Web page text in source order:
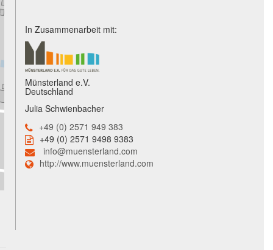
In Zusammenarbeit mit:
Münsterland e.V.
Deutschland
Julia Schwienbacher
+49 (0) 2571 949 383
+49 (0) 2571 9498 9383
info@muensterland.com
http://www.muensterland.com